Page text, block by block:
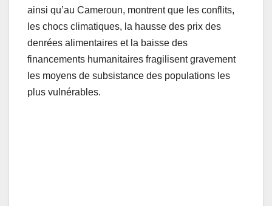
ainsi qu’au Cameroun, montrent que les conflits,
les chocs climatiques, la hausse des prix des
denrées alimentaires et la baisse des
financements humanitaires fragilisent gravement
les moyens de subsistance des populations les
plus vulnérables.